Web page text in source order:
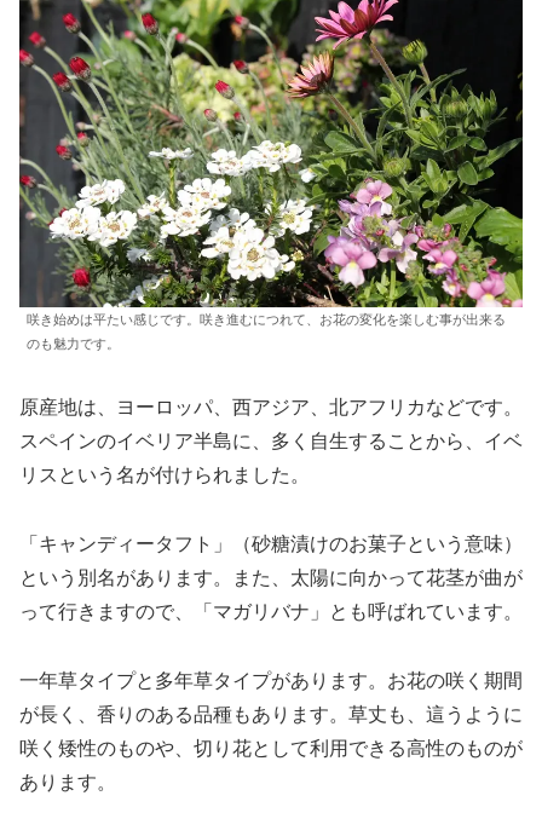
咲き始めは平たい感じです。咲き進むにつれて、お花の変化を楽しむ事が出来る
のも魅力です。
原産地は、ヨーロッパ、西アジア、北アフリカなどです。
スペインのイベリア半島に、多く自生することから、イベ
リスという名が付けられました。
「キャンディータフト」（砂糖漬けのお菓子という意味）
という別名があります。また、太陽に向かって花茎が曲が
って行きますので、「マガリバナ」とも呼ばれています。
一年草タイプと多年草タイプがあります。お花の咲く期間
が長く、香りのある品種もあります。草丈も、這うように
咲く矮性のものや、切り花として利用できる高性のものが
あります。